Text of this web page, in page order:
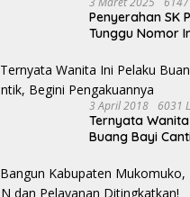
Penyerahan SK
Tunggu Nomor
3 April 2018 6031
Ternyata
Buang Bayi